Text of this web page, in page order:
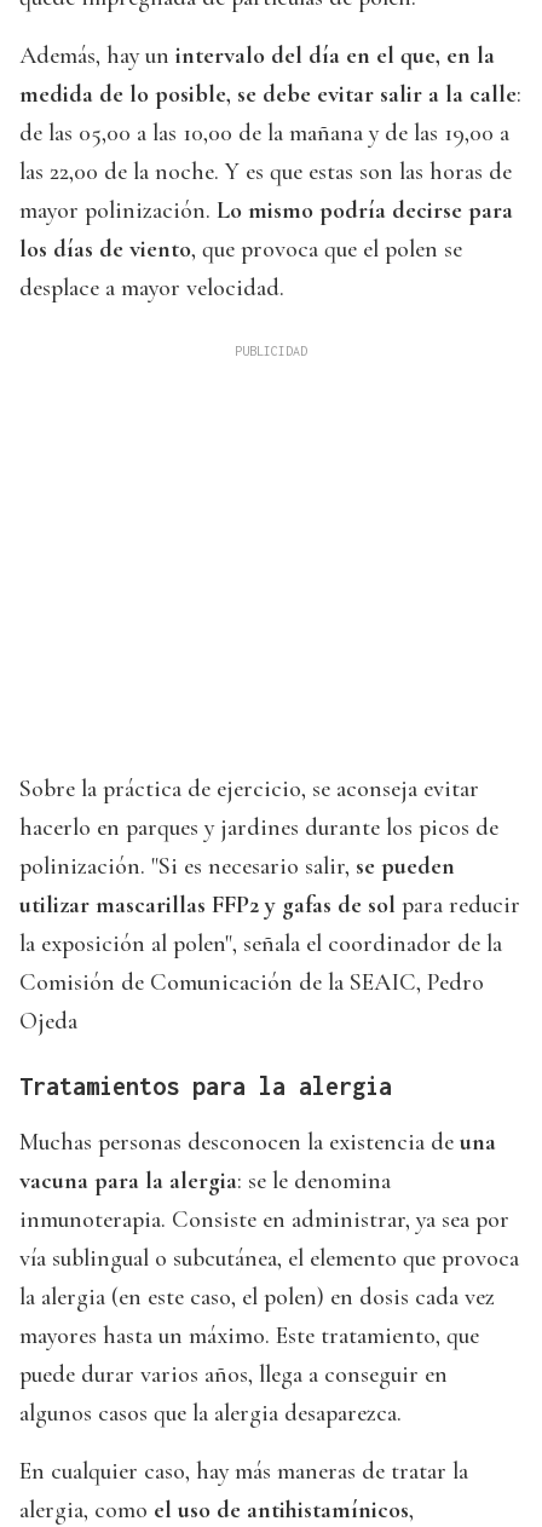
Además, hay un intervalo del día en el que, en la
medida de lo posible, se debe evitar salir a la calle:
de las 05,00 a las 10,00 de la mañana y de las 19,00 a
las 22,00 de la noche. Y es que estas son las horas de
mayor polinización. Lo mismo podría decirse para
los días de viento, que provoca que el polen se
desplace a mayor velocidad.
Sobre la práctica de ejercicio, se aconseja evitar
hacerlo en parques y jardines durante los picos de
polinización. "Si es necesario salir, se pueden
utilizar mascarillas FFP2 y gafas de sol para reducir
la exposición al polen", señala el coordinador de la
Comisión de Comunicación de la SEAIC, Pedro
Ojeda
Tratamientos para la alergia
Muchas personas desconocen la existencia de una
vacuna para la alergia: se le denomina
inmunoterapia. Consiste en administrar, ya sea por
vía sublingual o subcutánea, el elemento que provoca
la alergia (en este caso, el polen) en dosis cada vez
mayores hasta un máximo. Este tratamiento, que
puede durar varios años, llega a conseguir en
algunos casos que la alergia desaparezca.
En cualquier caso, hay más maneras de tratar la
alergia, como el uso de antihistamínicos,